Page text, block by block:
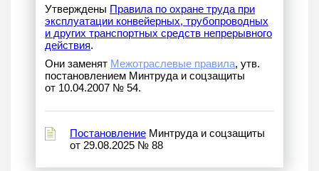
Утверждены Правила по охране труда при
эксплуатации конвейерных, трубопроводных
и других транспортных средств непрерывного
действия.
Они заменят Межотраслевые правила, утв.
постановлением Минтруда и соцзащиты
от 10.04.2007 № 54.
Постановление Минтруда и соцзащиты
от 29.08.2025 № 88